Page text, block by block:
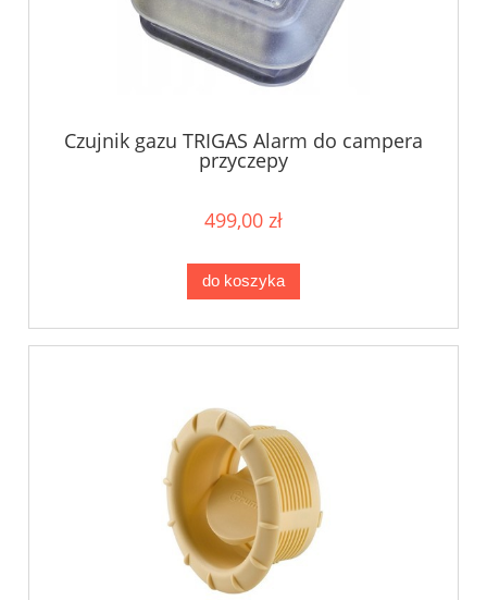
Czujnik gazu TRIGAS Alarm do campera
przyczepy
499,00 zł
do koszyka